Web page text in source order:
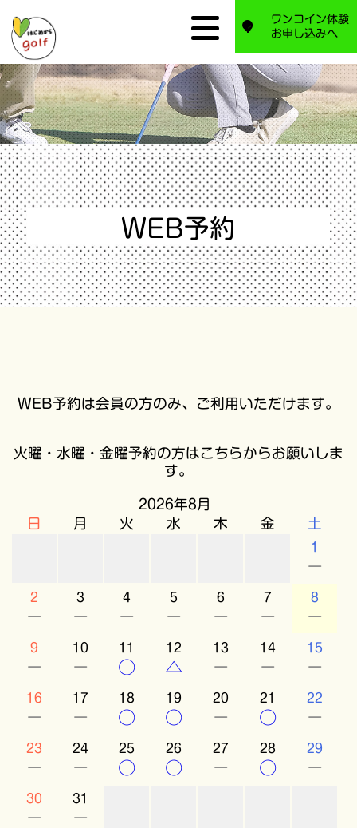
ワンコイン体験
お申し込みへ
WEB予約
WEB予約は会員の方のみ、ご利用いただけます。
火曜・水曜・金曜予約の方はこちらからお願いしま
す。
2026年8月
日
月 火 水 木 金 土
1
－
2
－
3
－
4
－
5
－
6
－
7
－
8
－
9
－
10
－
11
○
12
△
13
－
14
－
15
－
16
－
17
－
18
○
19
○
20
－
21
○
22
－
23
－
24
－
25
○
26
○
27
－
28
○
29
－
30
－
31
－